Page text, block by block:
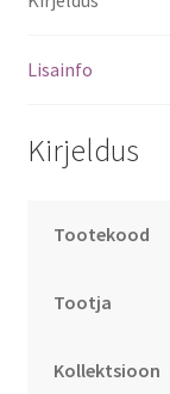
Lisainfo
Kirjeldus
Tootekood
Tootja
Kollektsioon